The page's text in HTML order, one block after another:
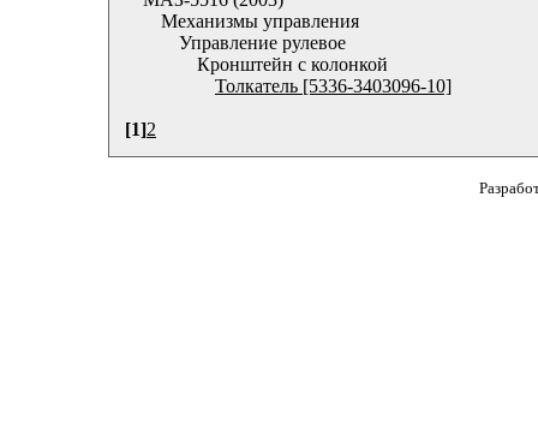
Механизмы управления
Управление рулевое
Кронштейн с колонкой
Толкатель [5336-3403096-10]
[1]2